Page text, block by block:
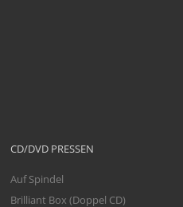
CD/DVD PRESSEN
Auf Spindel
Brilliant Box (Doppel CD)